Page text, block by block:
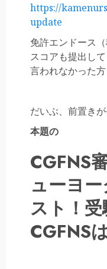
https://
update
免許エンドース
スコアも提出し
言われなかった方
だいぶ、前置きが
本題の
CGFNS
ューヨ
スト！
CGFNS